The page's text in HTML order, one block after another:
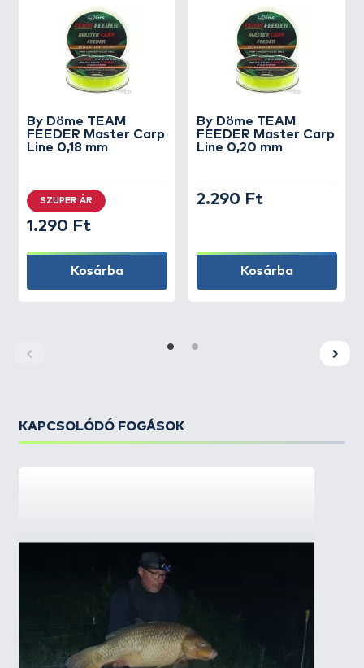
By Döme TEAM
FEEDER Master Carp
Line 0,18 mm
SZUPER ÁR
1.290 Ft
Kosárba
By Döme TEAM
FEEDER Master Carp
Line 0,20 mm
2.290 Ft
Kosárba
KAPCSOLÓDÓ FOGÁSOK